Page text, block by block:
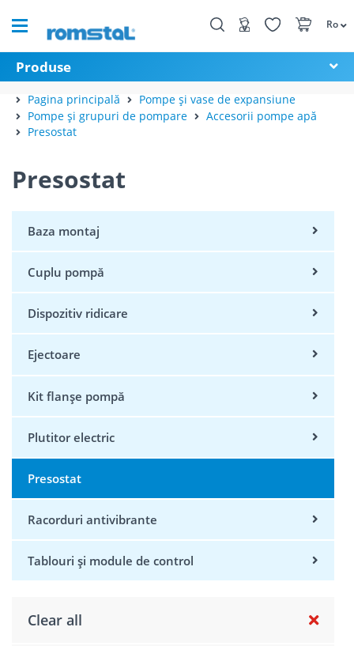
Ro
Produse
Pagina principală
Pompe și vase de expansiune
Pompe și grupuri de pompare
Accesorii pompe apă
Presostat
Presostat
Baza montaj
Cuplu pompă
Dispozitiv ridicare
Ejectoare
Kit flanșe pompă
Plutitor electric
Presostat
Racorduri antivibrante
Tablouri și module de control
Clear all